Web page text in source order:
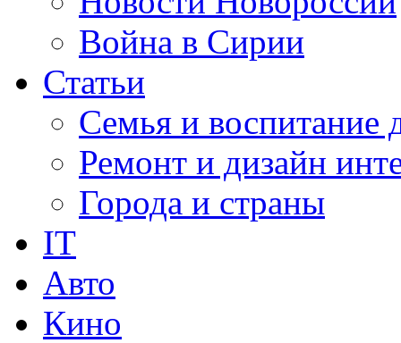
Война в Сирии
Статьи
Семья и воспитание
Ремонт и дизайн
Города и страны
IT
Авто
Кино